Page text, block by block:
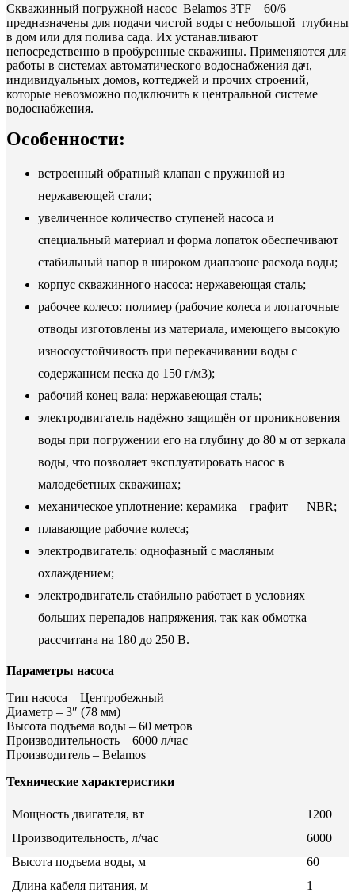
Cкважинный погружной насос Belamos 3TF – 60/6
предназначены для подачи чистой воды с небольшой глубины
в дом или для полива сада. Их устанавливают
непосредственно в пробуренные скважины. Применяются для
работы в системах автоматического водоснабжения дач,
индивидуальных домов, коттеджей и прочих строений,
которые невозможно подключить к центральной системе
водоснабжения.
Особенности:
встроенный обратный клапан с пружиной из
нержавеющей стали;
увеличенное количество ступеней насоса и
специальный материал и форма лопаток обеспечивают
стабильный напор в широком диапазоне расхода воды;
корпус скважинного насоса: нержавеющая сталь;
рабочее колесо: полимер (рабочие колеса и лопаточные
отводы изготовлены из материала, имеющего высокую
износоустойчивость при перекачивании воды с
содержанием песка до 150 г/м3);
рабочий конец вала: нержавеющая сталь;
электродвигатель надёжно защищён от проникновения
воды при погружении его на глубину до 80 м от зеркала
воды, что позволяет эксплуатировать насос в
малодебетных скважинах;
механическое уплотнение: керамика – графит — NBR;
плавающие рабочие колеса;
электродвигатель: однофазный с масляным
охлаждением;
электродвигатель стабильно работает в условиях
больших перепадов напряжения, так как обмотка
рассчитана на 180 до 250 В.
Параметры насоса
Тип насоса – Центробежный
Диаметр – 3″ (78 мм)
Высота подъема воды – 60 метров
Производительность – 6000 л/час
Производитель – Belamos
Технические характеристики
Мощность двигателя, вт
1200
Производительность, л/час
6000
Высота подъема воды, м
60
Длина кабеля питания, м
1